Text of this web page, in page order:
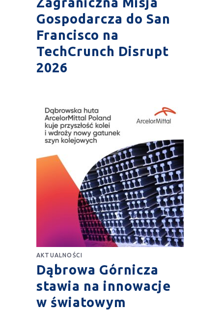
Gospodarcza do San
Francisco na
TechCrunch Disrupt
2026
AKTUALNOŚCI
Dąbrowa Górnicza
stawia na innowacje
w światowym